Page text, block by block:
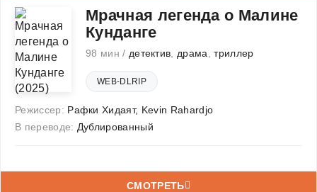
Мрачная легенда о Малине
Кунданге
98 мин / детектив драма ,триллер
WEB-DLRIP
Режиссер: Рафки Хидаят, Kevin Rahardjo
В переводе: Дублированный
СМОТРЕТЬ